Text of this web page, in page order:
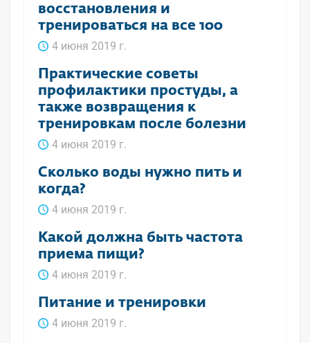
восстановления и
тренироваться на все 100
4 июня 2019 г.
Практические советы
профилактики простуды, а
также возвращения к
тренировкам после болезни
4 июня 2019 г.
Сколько воды нужно пить и
когда?
4 июня 2019 г.
Какой должна быть частота
приема пищи?
4 июня 2019 г.
Питание и тренировки
4 июня 2019 г.